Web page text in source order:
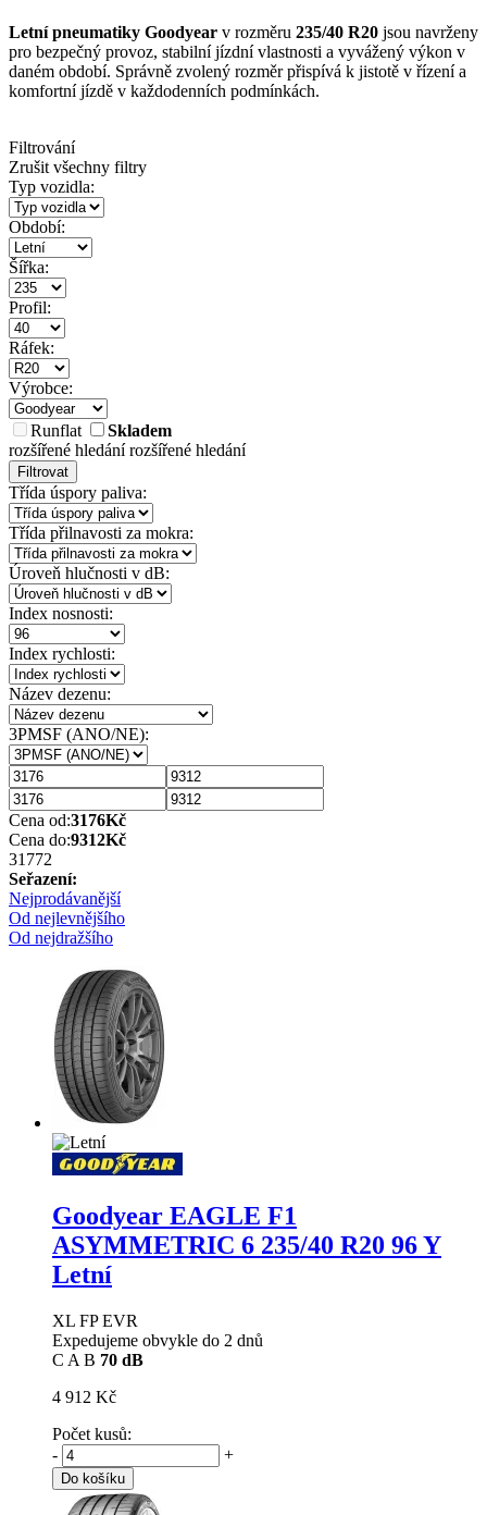
Letní pneumatiky Goodyear v rozměru 235/40 R20 jsou navrženy
pro bezpečný provoz, stabilní jízdní vlastnosti a vyvážený výkon v
daném období. Správně zvolený rozměr přispívá k jistotě v řízení a
komfortní jízdě v každodenních podmínkách.
Filtrování
Zrušit všechny filtry
Typ vozidla:
Období:
Šířka:
Profil:
Ráfek:
Výrobce:
Runflat
Skladem
rozšířené hledánírozšířené hledání
Filtrovat
Třída úspory paliva:
Třída přilnavosti za mokra:
Úroveň hlučnosti v dB:
Index nosnosti:
Index rychlosti:
Název dezenu:
3PMSF (ANO/NE):
Cena od:3176Kč
Cena do:9312Kč
31772
Seřazení:
Nejprodávanější
Od nejlevnějšího
Od nejdražšího
Goodyear EAGLE F1
ASYMMETRIC 6 235/40 R20 96 Y
Letní
XL FP EVR
Expedujeme obvykle do 2 dnů
C A B 70 dB
4 912 Kč
Počet kusů:
-
+
Do košíku